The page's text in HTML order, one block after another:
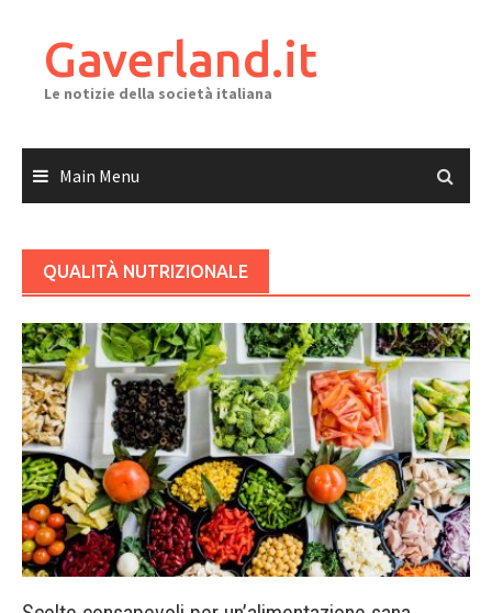
contentGaverland.it
Le notizie della società italiana
Main Menu
QUALITÀ NUTRIZIONALE